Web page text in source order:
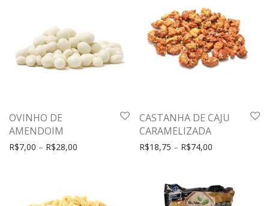
OVINHO DE
AMENDOIM
R$7,00 – R$28,00
CASTANHA DE CAJU
CARAMELIZADA
R$18,75 – R$74,00